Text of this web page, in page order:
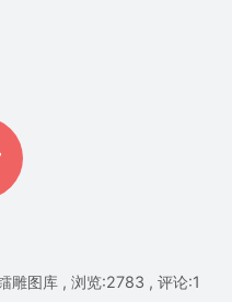
雕图库 , 浏览:2783 , 评论:1